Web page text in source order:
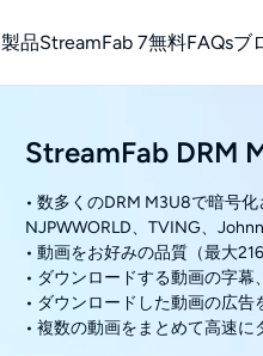
製品StreamFab 7無料
無料で
FAQsブ
StreamFab DRM
• 数多くのDRM M3U8で暗号
NJPWWORLD、TVING、
• 動画をお好みの品質（最大
• ダウンロードする動画の字
• ダウンロードした動画の広告
• 複数の動画をまとめて高速に